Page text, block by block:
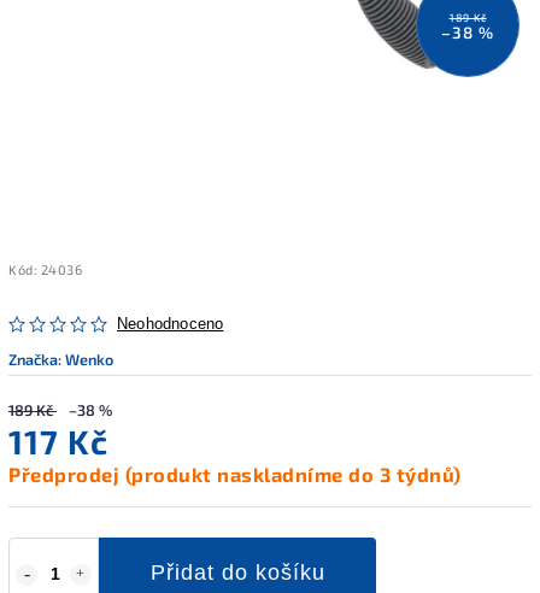
189 Kč
–38 %
Kód: 24036
Neohodnoceno
Značka:Wenko
189 Kč –38 %
117 Kč
Předprodej (produkt naskladníme do 3 týdnů)
Přidat do košíku